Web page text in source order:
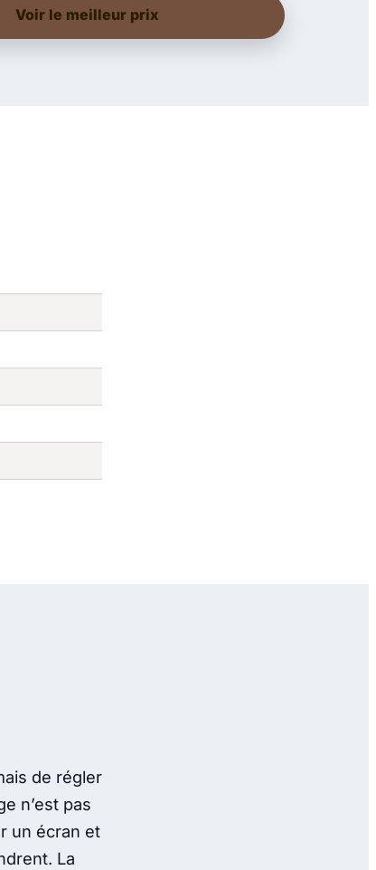
Voir le meilleur prix
de régler
n’est pas
un écran et
La